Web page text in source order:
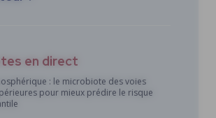
en direct
: le microbiote des voies
pour mieux prédire le risque